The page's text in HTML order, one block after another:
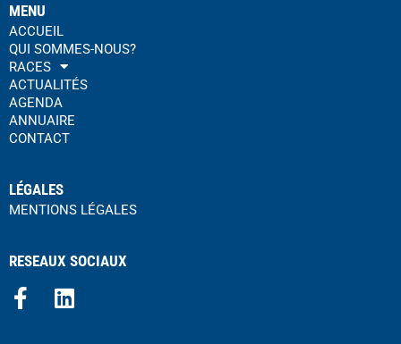
MENU
ACCUEIL
QUI SOMMES-NOUS?
RACES
ACTUALITÉS
AGENDA
ANNUAIRE
CONTACT
LÉGALES
MENTIONS LÉGALES
RESEAUX SOCIAUX